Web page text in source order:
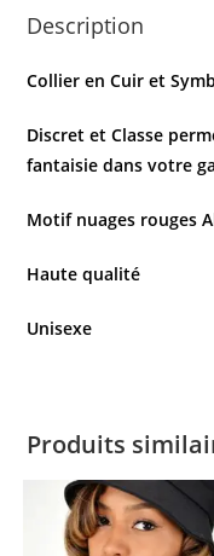
Description
Collier en Cuir et
Discret et Classe
fantaisie dans votre
Motif nuages rouges
Haute qualité
Unisexe
Produits